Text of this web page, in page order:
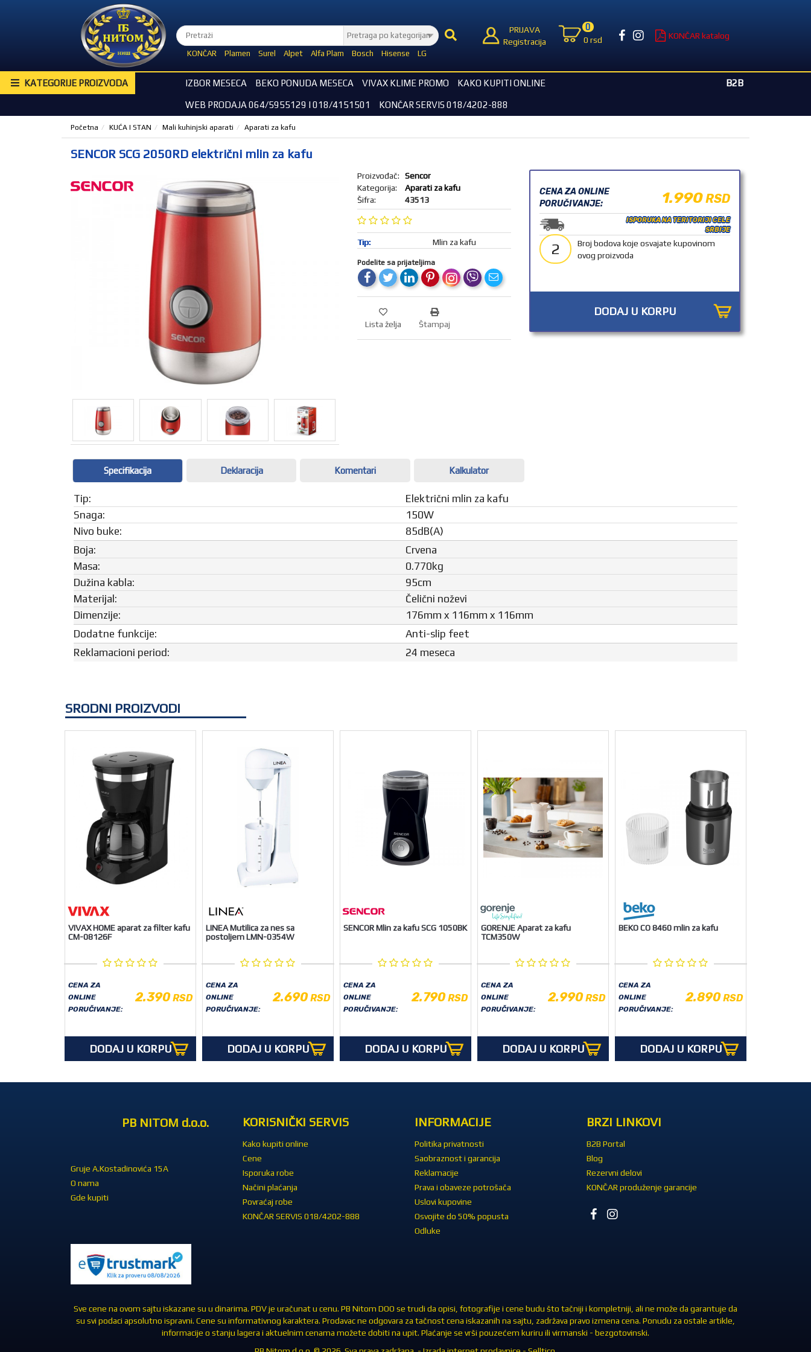
KONČAR Plamen Surel Alpet Alfa Plam Bosch Hisense LG
PRIJAVA
Registracija
0
0 rsd KONČAR katalog
KATEGORIJE PROIZVODA IZBOR MESECA BEKO PONUDA MESECA VIVAX KLIME PROMO KAKO KUPITI ONLINE
WEB PRODAJA 064/5955129 I 018/4151501 KONČAR SERVIS 018/4202-888
B2B
Početna KUĆA I STAN Mali kuhinjski aparati Aparati za kafu
SENCOR SCG 2050RD električni mlin za kafu
Proizvođač:
Sencor
Kategorija:
Aparati za kafu
Šifra:
43513
Tip: Mlin za kafu
Podelite sa prijateljima
Lista želja Štampaj
CENA ZA ONLINE
PORUČIVANJE:
1.990RSD
ISPORUKA NA TERITORIJI CELE
SRBIJE
2
Broj bodova koje osvajate kupovinom
ovog proizvoda
DODAJ U KORPU
Specifikacija Deklaracija Komentari Kalkulator
Tip:
Električni mlin za kafu
Snaga:
150W
Nivo buke:
85dB(A)
Boja:
Crvena
Masa:
0.770kg
Dužina kabla:
95cm
Materijal:
Čelični noževi
Dimenzije:
176mm x 116mm x 116mm
Dodatne funkcije:
Anti-slip feet
Reklamacioni period:
24 meseca
SRODNI PROIZVODI
VIVAX HOME aparat za filter kafu
CM-08126F
CENA ZA
ONLINE
PORUČIVANJE:
2.390RSD
DODAJ U KORPU
LINEA Mutilica za nes sa
postoljem LMN-0354W
CENA ZA
ONLINE
PORUČIVANJE:
2.690RSD
DODAJ U KORPU
SENCOR Mlin za kafu SCG 1050BK
CENA ZA
ONLINE
PORUČIVANJE:
2.790RSD
DODAJ U KORPU
GORENJE Aparat za kafu
TCM350W
CENA ZA
ONLINE
PORUČIVANJE:
2.990RSD
DODAJ U KORPU
BEKO CO 8460 mlin za kafu
CENA ZA
ONLINE
PORUČIVANJE:
2.890RSD
DODAJ U KORPU
PB NITOM d.o.o.
Gruje A.Kostadinovića 15A
O nama
Gde kupiti
KORISNIČKI SERVIS
Kako kupiti online
Cene
Isporuka robe
Načini plaćanja
Povraćaj robe
KONČAR SERVIS 018/4202-888
INFORMACIJE
Politika privatnosti
Saobraznost i garancija
Reklamacije
Prava i obaveze potrošača
Uslovi kupovine
Osvojite do 50% popusta
Odluke
BRZI LINKOVI
B2B Portal
Blog
Rezervni delovi
KONČAR produženje garancije
Sve cene na ovom sajtu iskazane su u dinarima. PDV je uračunat u cenu. PB Nitom DOO se trudi da opisi, fotografije i cene budu što tačniji i kompletniji, ali ne može da garantuje da
su svi podaci apsolutno ispravni. Cene su informativnog karaktera. Prodavac ne odgovara za tačnost cena iskazanih na sajtu, zadržava pravo izmena cena. Ponudu za ostale artikle,
informacije o stanju lagera i aktuelnim cenama možete dobiti na upit. Plaćanje se vrši pouzećem kuriru ili virmanski - bezgotovinski.